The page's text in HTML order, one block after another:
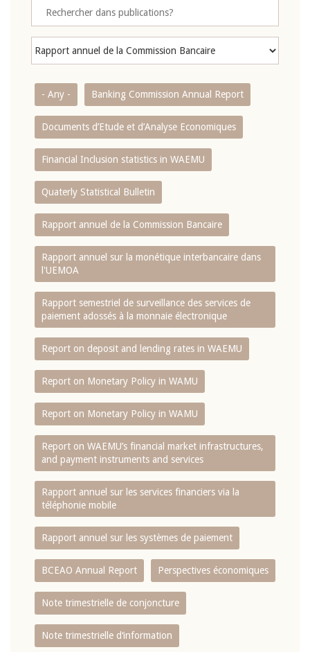
- Any - Banking Commission Annual Report
Documents d’Etude et d’Analyse Economiques
Financial Inclusion statistics in WAEMU
Quaterly Statistical Bulletin
Rapport annuel de la Commission Bancaire
Rapport annuel sur la monétique interbancaire dans
l'UEMOA
Rapport semestriel de surveillance des services de
paiement adossés à la monnaie électronique
Report on deposit and lending rates in WAEMU
Report on Monetary Policy in WAMU
Report on Monetary Policy in WAMU
Report on WAEMU’s financial market infrastructures,
and payment instruments and services
Rapport annuel sur les services financiers via la
téléphonie mobile
Rapport annuel sur les systèmes de paiement
BCEAO Annual Report Perspectives économiques
Note trimestrielle de conjoncture
Note trimestrielle d‘information